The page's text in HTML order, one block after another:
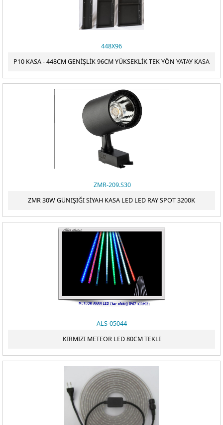
448X96
P10 KASA - 448CM GENİŞLİK 96CM YÜKSEKLİK TEK YÖN YATAY KASA
ZMR-209.S30
ZMR 30W GÜNIŞIĞI SİYAH KASA LED LED RAY SPOT 3200K
ALS-05044
KIRMIZI METEOR LED 80CM TEKLİ